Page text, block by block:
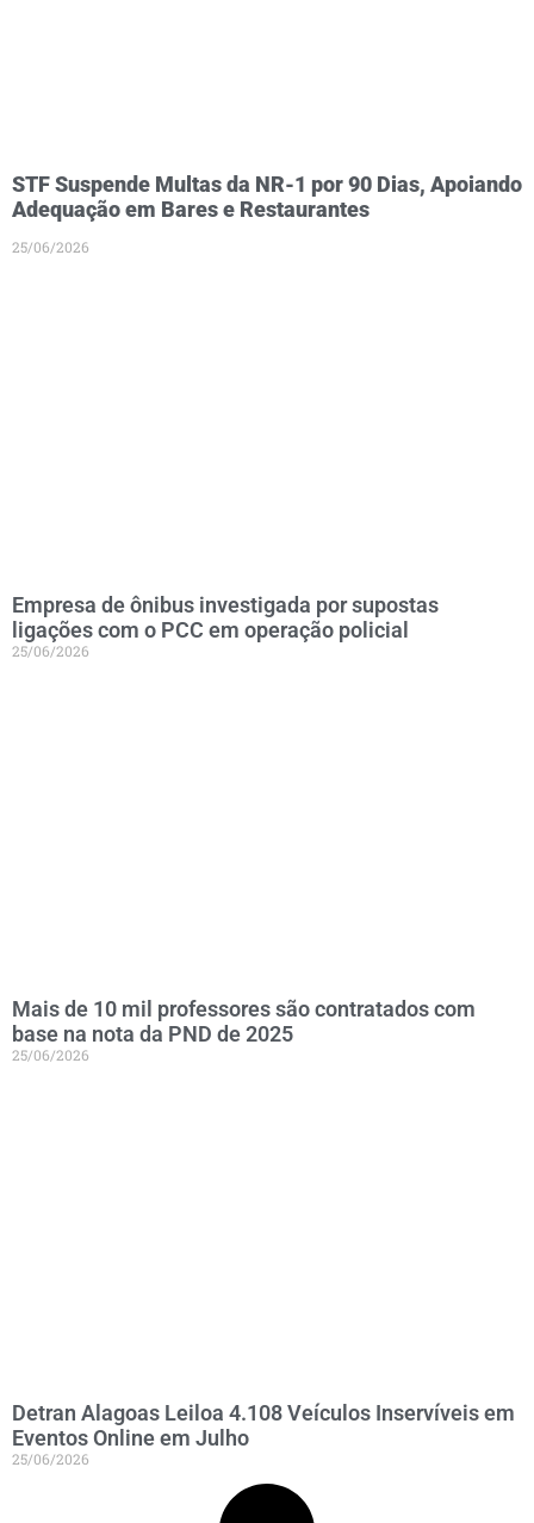
STF Suspende Multas da NR-1 por 90 Dias, Apoiando
Adequação em Bares e Restaurantes
25/06/2026
Empresa de ônibus investigada por supostas
ligações com o PCC em operação policial
25/06/2026
Mais de 10 mil professores são contratados com
base na nota da PND de 2025
25/06/2026
Detran Alagoas Leiloa 4.108 Veículos Inservíveis em
Eventos Online em Julho
25/06/2026